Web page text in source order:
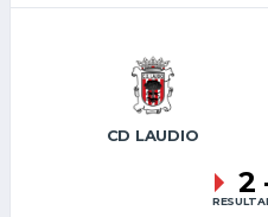
CD LAUDIO
2